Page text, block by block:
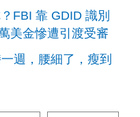
FBI 靠 GDID 識別
美金慘遭引渡受審
週，腰細了，瘦到